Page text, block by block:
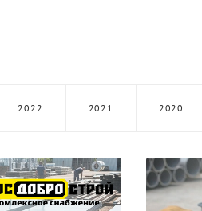
2022 2021 2020